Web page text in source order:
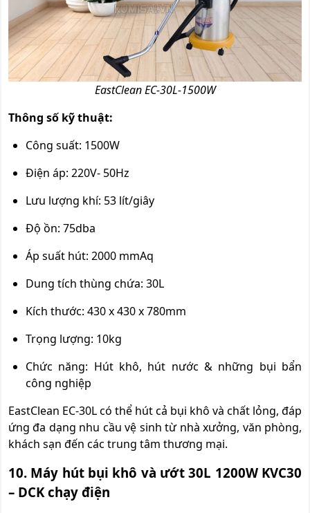
EastClean EC-30L-1500W
Thông số kỹ thuật:
Công suất: 1500W
Điện áp: 220V- 50Hz
Lưu lượng khí: 53 lít/giây
Độ ồn: 75dba
Áp suất hút: 2000 mmAq
Dung tích thùng chứa: 30L
Kích thước: 430 x 430 x 780mm
Trọng lượng: 10kg
Chức năng: Hút khô, hút nước & những bụi bẩn
công nghiệp
EastClean EC-30L có thể hút cả bụi khô và chất lỏng, đáp
ứng đa dạng nhu cầu vệ sinh từ nhà xưởng, văn phòng,
khách sạn đến các trung tâm thương mại.
10. Máy hút bụi khô và ướt 30L 1200W KVC30
– DCK chạy điện